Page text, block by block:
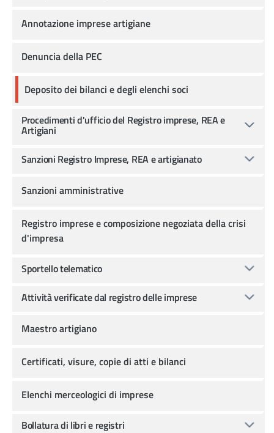
Annotazione imprese artigiane
Denuncia della PEC
Deposito dei bilanci e degli elenchi soci
Procedimenti d'ufficio del Registro imprese, REA e
Artigiani
Sanzioni Registro Imprese, REA e artigianato
Sanzioni amministrative
Registro imprese e composizione negoziata della crisi
d'impresa
Sportello telematico
Attività verificate dal registro delle imprese
Maestro artigiano
Certificati, visure, copie di atti e bilanci
Elenchi merceologici di imprese
Bollatura di libri e registri